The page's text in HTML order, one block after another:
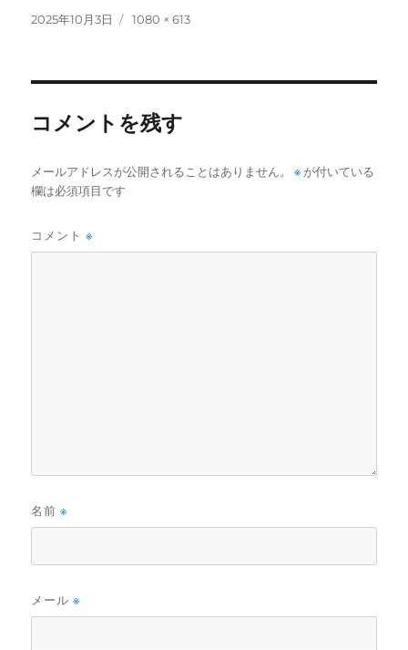
投
2025年10月3日
フ
1080 × 613
コメントを残す
メールアドレスが公開されることはありません。 ※ が付いている
欄は必須項目です
コメント※
名前※
メール※